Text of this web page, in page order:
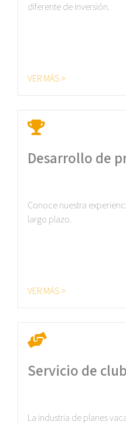
diferente de inversión.
VER MÁS >
Desarrollo de
Conoce nuestra
largo plazo.
VER MÁS >
Servicio de
La industria de planes